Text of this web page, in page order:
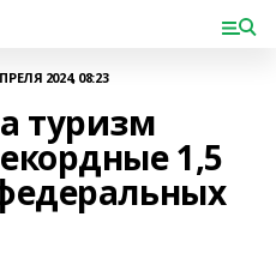
2024, 08:23
туризм
1,5